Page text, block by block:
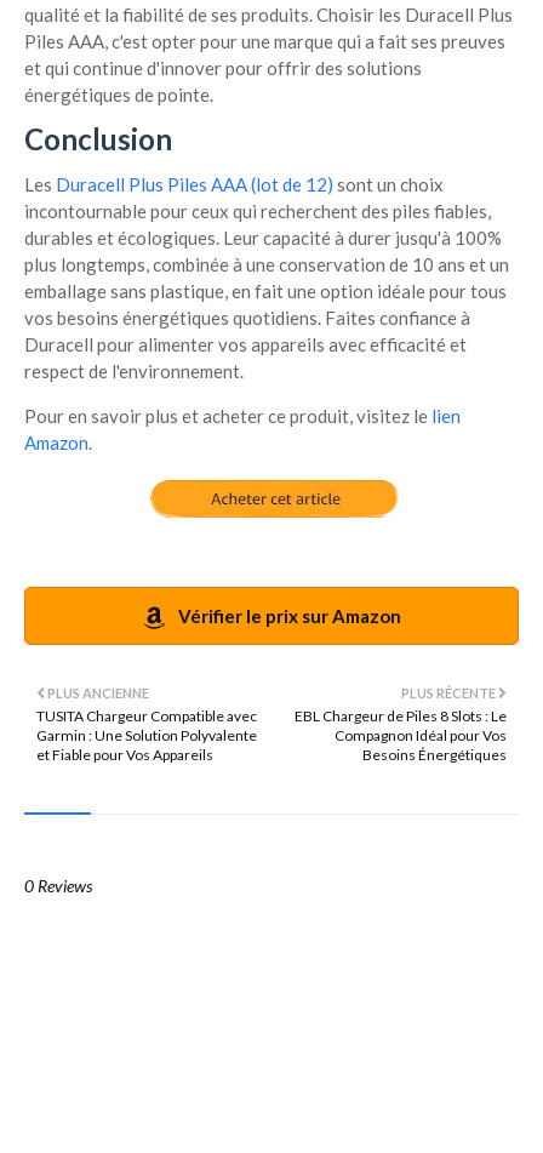
qualité et la fiabilité de ses produits. Choisir les Duracell Plus
Piles AAA, c'est opter pour une marque qui a fait ses preuves
et qui continue d'innover pour offrir des solutions
énergétiques de pointe.
Conclusion
Les Duracell Plus Piles AAA (lot de 12) sont un choix
incontournable pour ceux qui recherchent des piles fiables,
durables et écologiques. Leur capacité à durer jusqu'à 100%
plus longtemps, combinée à une conservation de 10 ans et un
emballage sans plastique, en fait une option idéale pour tous
vos besoins énergétiques quotidiens. Faites confiance à
Duracell pour alimenter vos appareils avec efficacité et
respect de l'environnement.
Pour en savoir plus et acheter ce produit, visitez le lien
Amazon.
Vérifier le prix sur Amazon
PLUS RÉCENTE
EBL Chargeur de Piles 8 Slots : Le
Compagnon Idéal pour Vos
Besoins Énergétiques
PLUS ANCIENNE
TUSITA Chargeur Compatible avec
Garmin : Une Solution Polyvalente
et Fiable pour Vos Appareils
0 Reviews